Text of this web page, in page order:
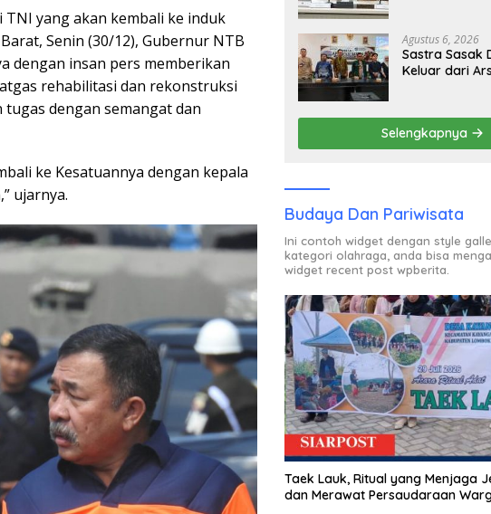
TNI yang akan kembali ke induk
Senin (30/12), Gubernur NTB
dengan insan pers memberikan
rehabilitasi dan rekonstruksi
dengan semangat dan
ke Kesatuannya dengan kepala
ujarnya.
Agustus 6, 2026
Sastra Sasak
Keluar dari
Muda
Selengkapnya
Budaya Dan Pariwisata
Ini contoh widget dengan style
kategori olahraga, anda bisa
widget recent post wpberita.
Taek Lauk, Ritual yang Menjaga
dan Merawat Persaudaraan